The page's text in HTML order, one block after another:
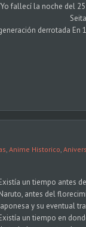
fallecí la noche
Seita. El
derrotada En
Anime Historico
un tiempo antes
antes del
y su eventual
un tiempo en